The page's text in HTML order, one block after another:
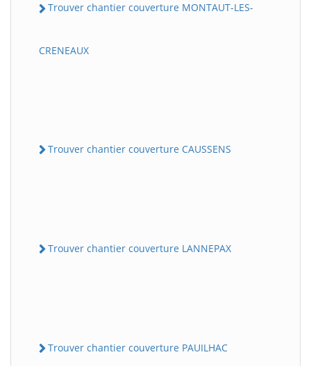
Trouver chantier couverture MONTAUT-LES-
CRENEAUX
Trouver chantier couverture CAUSSENS
Trouver chantier couverture LANNEPAX
Trouver chantier couverture PAUILHAC